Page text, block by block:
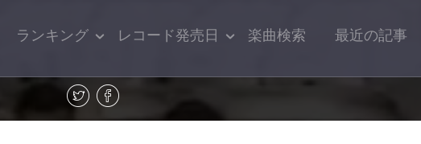
ランキング レコード発売日 楽曲検索 最近の記事